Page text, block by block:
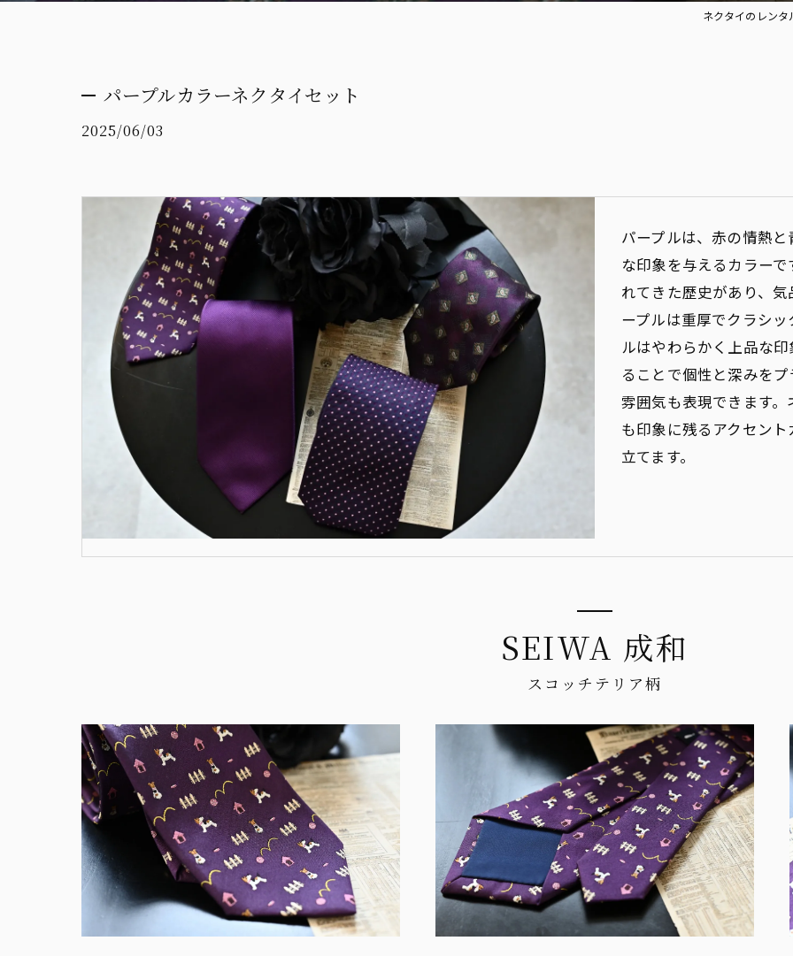
ネクタイのレン
パープルカラーネクタイセット
2025/06/03
パープルは、赤の情熱
な印象を与えるカラー
れてきた歴史があり、
ープルは重厚でクラシ
ルはやわらかく上品な
ることで個性と深みを
雰囲気も表現できます
も印象に残るアクセン
立てます。
SEIWA 成和
スコッチテリア柄